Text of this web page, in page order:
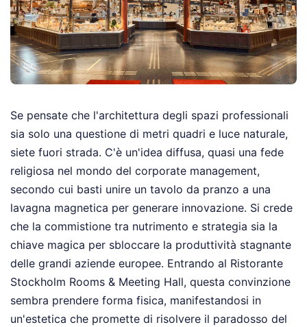
Se pensate che l'architettura degli spazi professionali
sia solo una questione di metri quadri e luce naturale,
siete fuori strada. C'è un'idea diffusa, quasi una fede
religiosa nel mondo del corporate management,
secondo cui basti unire un tavolo da pranzo a una
lavagna magnetica per generare innovazione. Si crede
che la commistione tra nutrimento e strategia sia la
chiave magica per sbloccare la produttività stagnante
delle grandi aziende europee. Entrando al Ristorante
Stockholm Rooms & Meeting Hall, questa convinzione
sembra prendere forma fisica, manifestandosi in
un'estetica che promette di risolvere il paradosso del